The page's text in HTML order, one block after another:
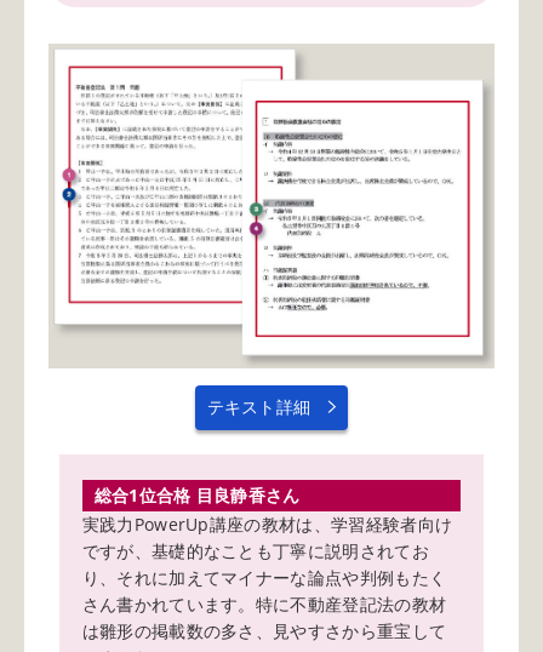
テキスト詳細
総合1位合格 目良静香さん
実践力PowerUp講座の教材は、学習経験者向け
ですが、基礎的なことも丁寧に説明されてお
り、それに加えてマイナーな論点や判例もたく
さん書かれています。特に不動産登記法の教材
は雛形の掲載数の多さ、見やすさから重宝して